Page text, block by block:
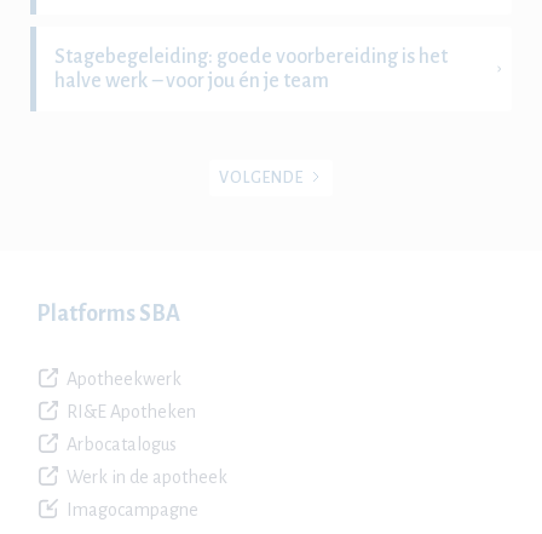
Stagebegeleiding: goede voorbereiding is het
halve werk – voor jou én je team
VOLGENDE
Platforms SBA
Apotheekwerk
RI&E Apotheken
Arbocatalogus
Werk in de apotheek
Imagocampagne